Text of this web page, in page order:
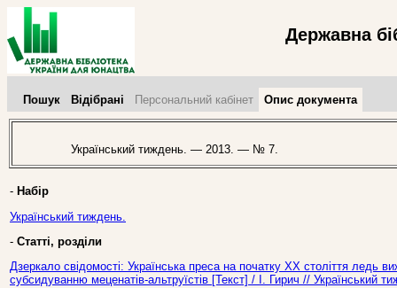
Державна
Пошук Відібрані Персональний кабінет Опис документа
Український тиждень. — 2013. — № 7.
- Набір
Український тиждень.
- Статті, розділи
Дзеркало свідомості: Українська преса на початку ХХ століття ледь
субсидуванню меценатів-альтруїстів [Текст] / І. Гирич //